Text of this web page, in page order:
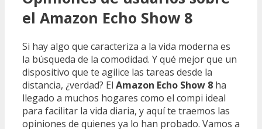
el Amazon Echo Show 8
Si hay algo que caracteriza a la vida moderna es
la búsqueda de la comodidad. Y qué mejor que un
dispositivo que te agilice las tareas desde la
distancia, ¿verdad? El Amazon Echo Show 8 ha
llegado a muchos hogares como el compi ideal
para facilitar la vida diaria, y aquí te traemos las
opiniones de quienes ya lo han probado. Vamos a